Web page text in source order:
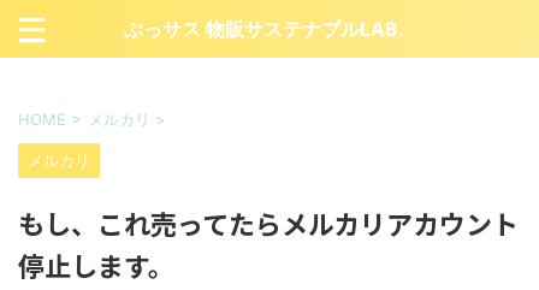
ぶっサス 物販サステナブルLAB.
HOME > メルカリ >
メルカリ
もし、これ売ってたらメルカリアカウント
停止します。